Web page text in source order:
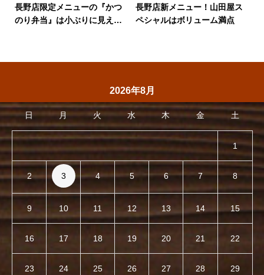
長野店限定メニューの『かつ
のり弁当』は小ぶりに見えて
長野店新メニュー！山田屋ス
ペシャルはボリューム満点
2026年8月
日 月 火 水 木 金 土
1
2 3 4 5 6 7 8
9 10 11 12 13 14 15
16 17 18 19 20 21 22
23 24 25 26 27 28 29